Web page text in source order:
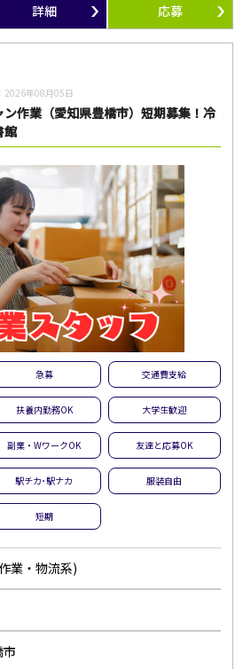
詳細 応募
2026年08月05日
作業（愛知県豊橋市）短期募集！冷
館
急募 交通費支給
扶養内勤務OK 大学生歓迎
副業・WワークOK 友達と応募OK
駅チカ･駅ナカ 服装自由
短期
業・物流系)